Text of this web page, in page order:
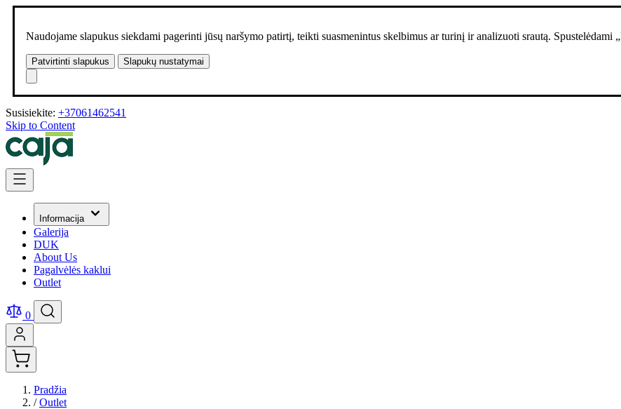
Naudojame slapukus siekdami pagerinti jūsų naršymo patirtį, teikti suasmenintus skelbimus ar turinį ir analizuoti srautą. Spustelėdami
Patvirtinti slapukus Slapukų nustatymai
Susisiekite: +37061462541
Skip to Content
Informacija
Galerija
DUK
About Us
Pagalvėlės kaklui
Outlet
0
Pradžia
/ Outlet